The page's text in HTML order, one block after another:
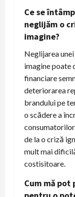
Ce se
neglijăm o
imagine?
Neglijarea
imagine poate
financiare
deteriorarea
brandului pe
o scădere a
de la o criză
mult mai
costisitoare.
Cum mă pot